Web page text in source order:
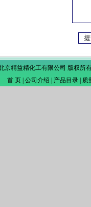
京精益精化工有限公司 版权所
首 页 公司介绍 产品目录 质